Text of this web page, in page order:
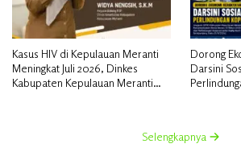
Kasus HIV di Kepulauan Meranti
Meningkat Juli 2026, Dinkes
Kabupaten Kepulauan Meranti
Dorong
Darsini
Selengkapnya